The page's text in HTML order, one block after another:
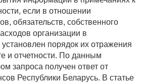
пункт 61,
подпункт «b»
1) либо
если в отношении
обязательств, собственного
организации в
установлен порядок их отражения
и отчетности. По данным
запроса получен ответ от
Республики Беларусь. В статье